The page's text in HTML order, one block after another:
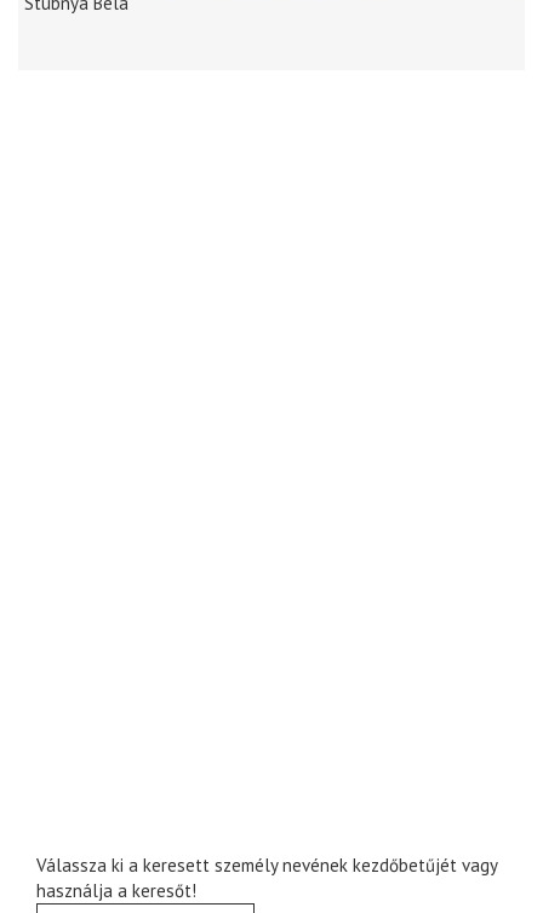
Válassza ki a keresett személy nevének kezdőbetűjét vagy
használja a keresőt!